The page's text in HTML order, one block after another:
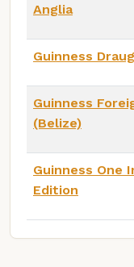
Anglia
Guinness
Guinness
(Belize)
Guinness One
Edition